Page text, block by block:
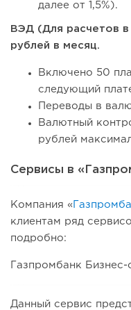
далее от 1,5%).
ВЭД (Для расчетов
рублей в месяц.
Включено 50
следующий
Переводы в
Валютный
рублей
Сервисы в
Компания «
клиентам ряд
подробно:
Газпромбанк Бизнес-
Данный сервис